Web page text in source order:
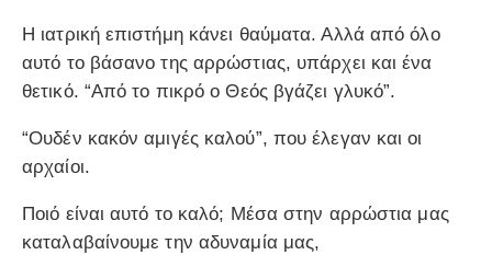
Η ιατρική επιστήμη κάνει θαύματα. Αλλά από όλο
αυτό το βάσανο της αρρώστιας, υπάρχει και ένα
θετικό. “Από το πικρό ο Θεός βγάζει γλυκό”.
“Ουδέν κακόν αμιγές καλού”, που έλεγαν και οι
αρχαίοι.
Ποιό είναι αυτό το καλό; Μέσα στην αρρώστια μας
καταλαβαίνουμε την αδυναμία μας,